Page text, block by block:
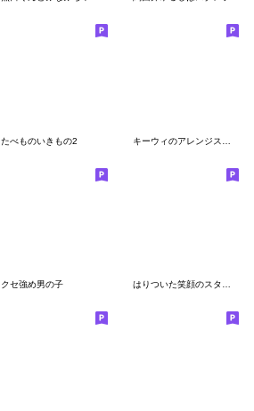
たべものいきもの2
クセ強め男の子